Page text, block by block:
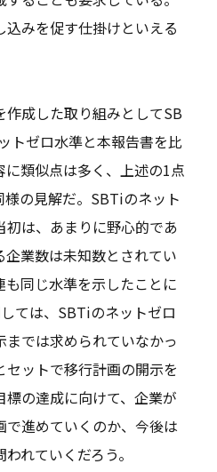
みを促す仕掛けといえる
作成した取り組みとしてSB
トゼロ水準と本報告書を比
類似点は多く、上述の1点
の見解だ。SBTiのネット
は、あまりに野心的であ
企業数は未知数とされてい
同じ水準を示したことに
ては、SBTiのネットゼロ
では求められていなかっ
ットで移行計画の開示を
の達成に向けて、企業が
進めていくのか、今後は
れていくだろう。